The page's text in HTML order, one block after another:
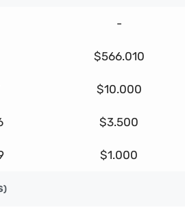
-
$566.010
$10.000
$3.500
$1.000